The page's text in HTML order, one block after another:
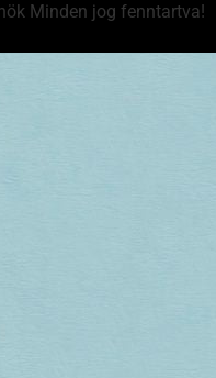
Minden jog fenntartva!